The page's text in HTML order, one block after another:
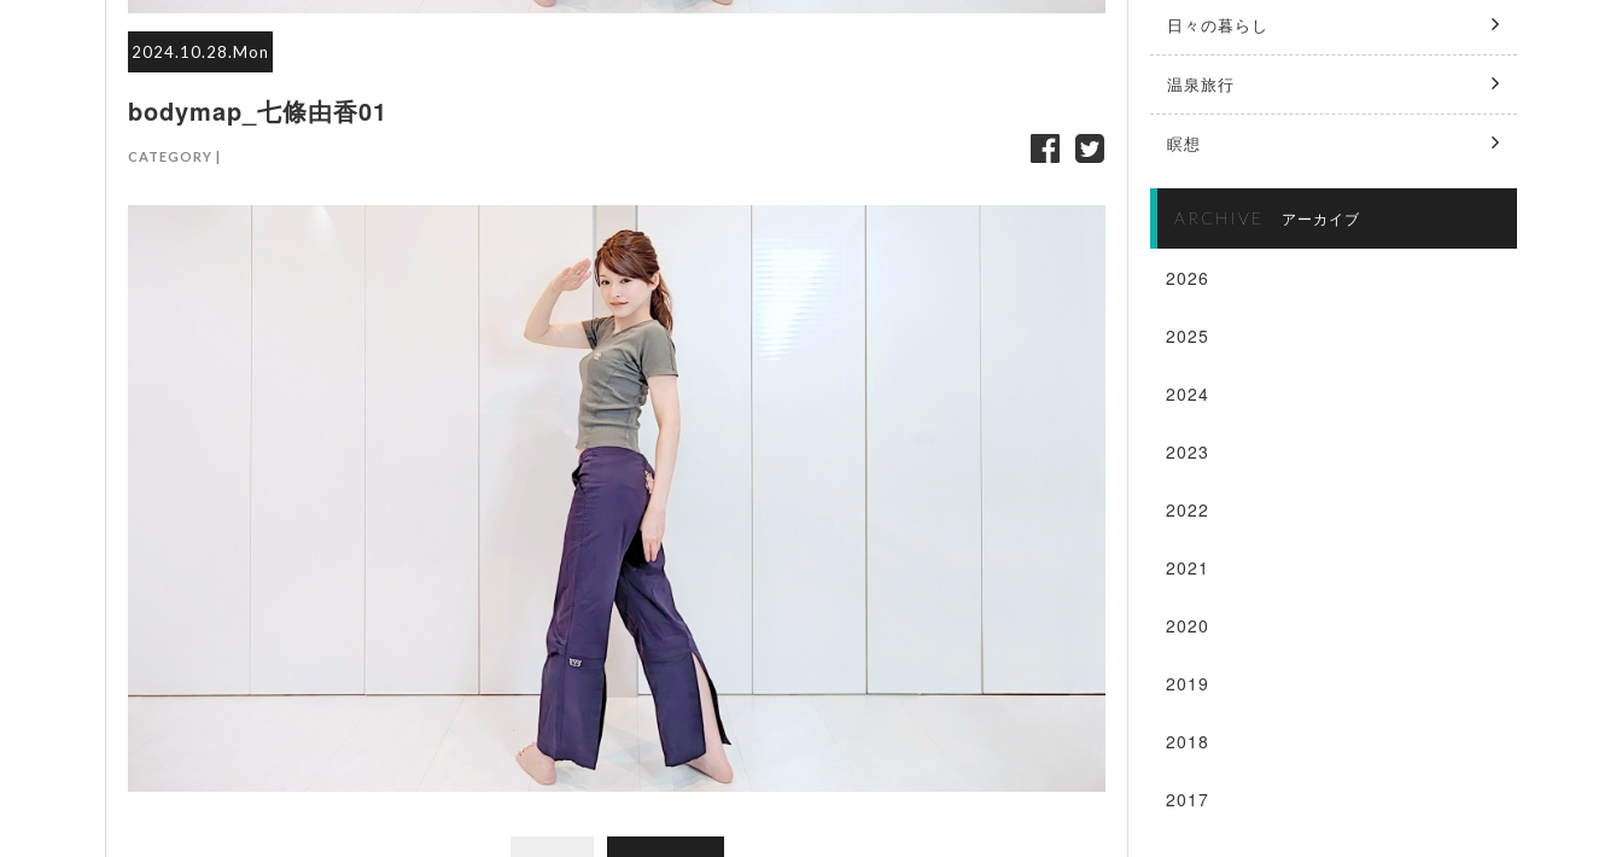
2024.10.28.Mon
bodymap_七條由香01
CATEGORY |
日々の暮らし
温泉旅行
瞑想
ARCHIVE アーカイブ
2026
2025
2024
2023
2022
2021
2020
2019
2018
2017